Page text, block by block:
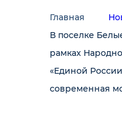
Главная
В поселке
рамках
«Единой
современная